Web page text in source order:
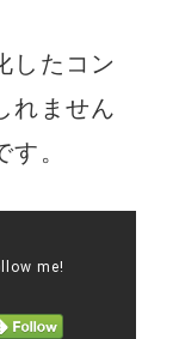
したコン
れません
。
me!